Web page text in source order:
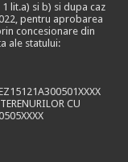
lit.a) si b) si dupa caz
pentru aprobarea
concesionare din
ale statului:
CU